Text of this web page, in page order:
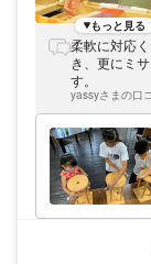
もっと見る
柔軟に対応
き、更にミ
す。
yassyさまの口